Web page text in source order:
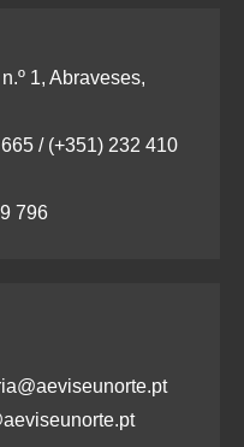
1, Abraveses,
/ (+351) 232 410
796